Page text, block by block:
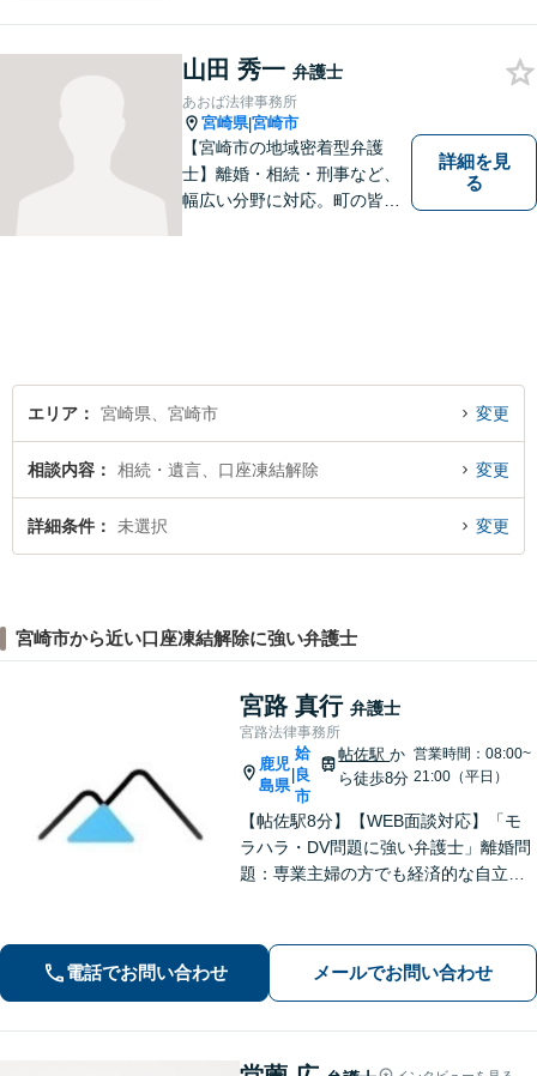
にご相談ください。迅速・適
切な解決を目指し尽力しま
す。
山田 秀一 弁護士
あおば法律事務所
宮崎県|宮崎市
【宮崎市の地域密着型弁護
士】離婚・相続・刑事など、
幅広い分野に対応。町の皆様
詳細を見
る
エリア 宮崎県、宮崎市 変更
相談内容 相続・遺言、口座凍結解除 変更
詳細条件 未選択 変更
宮崎市から近い口座凍結解除に強い弁護士
宮路 真行 弁護士
宮路法律事務所
鹿児
島県
姶
良
市
帖佐駅か
ら徒歩8分
営業時間：08:00~
21:00（平日）
【帖佐駅8分】【WEB面談対応】「モ
ラハラ・DV問題に強い弁護士」離婚問
題：専業主婦の方でも経済的な自立に
の返済に追われる自転車操業状態の方
もご相談ください」【休日・夜間相談
可】
電話でお問い合わせ メールでお問い合わせ